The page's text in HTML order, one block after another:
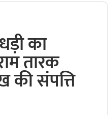
का
तारक
की संपत्ति